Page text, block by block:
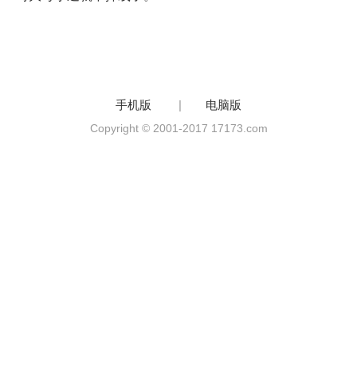
手机版 | 电脑版
Copyright © 2001-2017 17173.com